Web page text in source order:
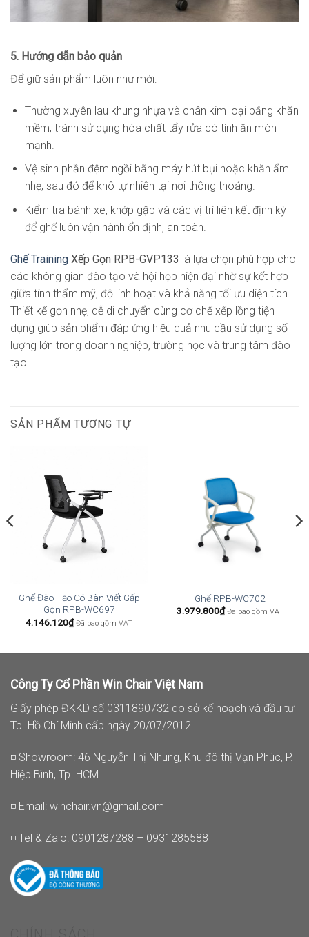
5. Hướng dẫn bảo quản
Để giữ sản phẩm luôn như mới:
Thường xuyên lau khung nhựa và chân kim loại bằng khăn
mềm; tránh sử dụng hóa chất tẩy rửa có tính ăn mòn
mạnh.
Vệ sinh phần đệm ngồi bằng máy hút bụi hoặc khăn ẩm
nhẹ, sau đó để khô tự nhiên tại nơi thông thoáng.
Kiểm tra bánh xe, khớp gập và các vị trí liên kết định kỳ
để ghế luôn vận hành ổn định, an toàn.
Ghế Training Xếp Gọn RPB-GVP133 là lựa chọn phù hợp cho
các không gian đào tạo và hội họp hiện đại nhờ sự kết hợp
giữa tính thẩm mỹ, độ linh hoạt và khả năng tối ưu diện tích.
Thiết kế gọn nhẹ, dễ di chuyển cùng cơ chế xếp lồng tiện
dụng giúp sản phẩm đáp ứng hiệu quả nhu cầu sử dụng số
lượng lớn trong doanh nghiệp, trường học và trung tâm đào
tạo.
SẢN PHẨM TƯƠNG TỰ
Ghế Đào Tạo Có Bàn Viết Gấp
Gọn RPB-WC697
4.146.120₫ Đã bao gồm VAT
Ghế RPB-WC702
3.979.800₫ Đã bao gồm VAT
Công Ty Cổ Phần Win Chair Việt Nam
Giấy phép ĐKKD số 0311890732 do sở kế hoạch và đầu tư
Tp. Hồ Chí Minh cấp ngày 20/07/2012
◽ Showroom: 46 Nguyễn Thị Nhung, Khu đô thị Vạn Phúc, P.
Hiệp Bình, Tp. HCM
◽ Email: winchair.vn@gmail.com
◽ Tel & Zalo: 0901287288 – 0931285588